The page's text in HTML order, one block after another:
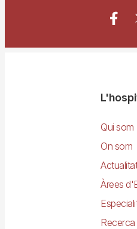
Navegació
Qui som
On som
Àrees
Recerca